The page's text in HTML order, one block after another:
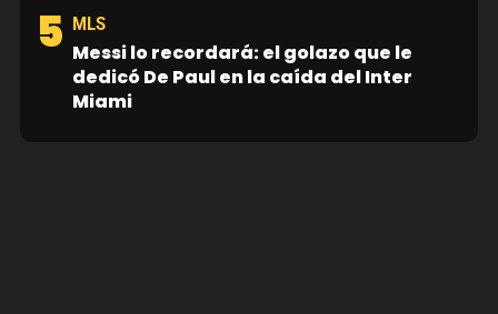
5 MLS
Messi lo recordará: el golazo que le
dedicó De Paul en la caída del Inter
Miami